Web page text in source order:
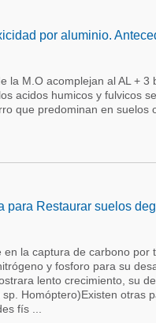
por aluminio.
la M.O acomplejan al AL + 3
acidos humicos y fulvicos
que predominan en suelos
para Restaurar suelos
la captura de carbono por
y fosforo para su
lento crecimiento, su
Homóptero)Existen otras
fís ...